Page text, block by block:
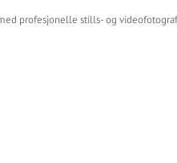
profesjonelle stills- og